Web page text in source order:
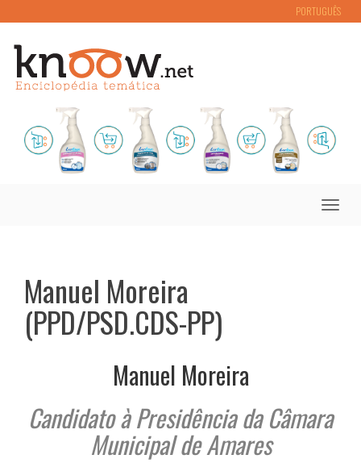
PORTUGUÊS
Toggle
Manuel Moreira
(PPD/PSD.CDS-PP)
Manuel Moreira
Candidato à Presidência da Câmara
Municipal de Amares